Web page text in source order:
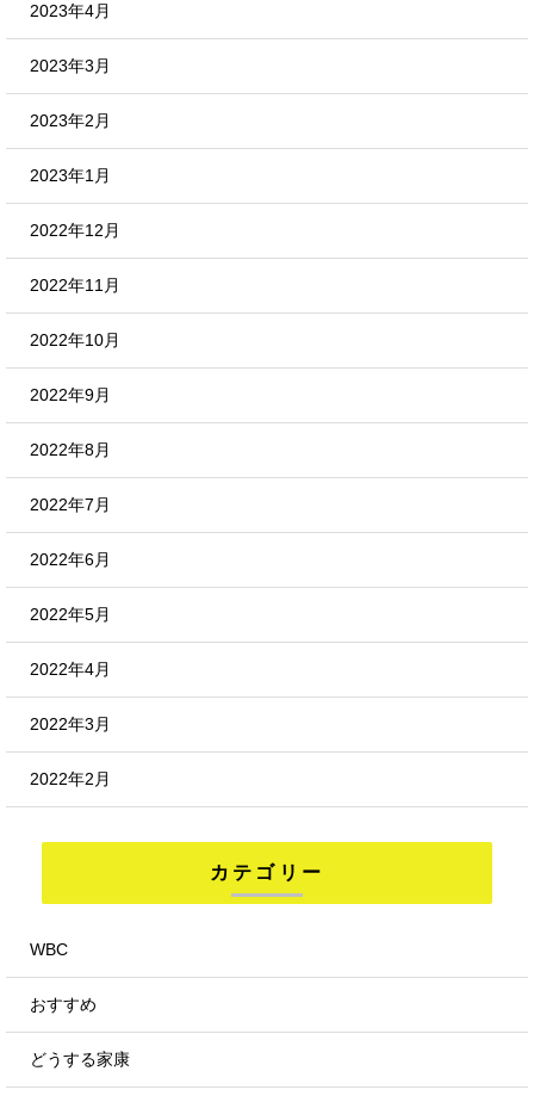
2023年4月
2023年3月
2023年2月
2023年1月
2022年12月
2022年11月
2022年10月
2022年9月
2022年8月
2022年7月
2022年6月
2022年5月
2022年4月
2022年3月
2022年2月
カテゴリー
WBC
おすすめ
どうする家康